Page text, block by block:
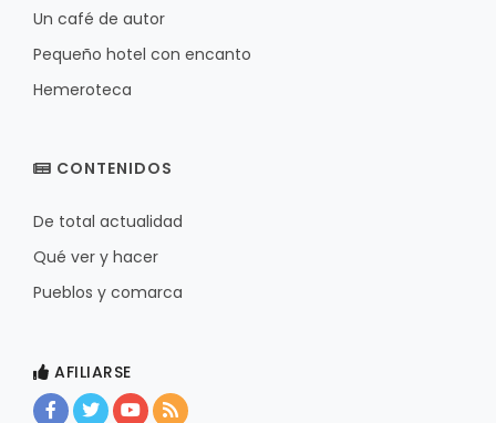
Un café de autor
Pequeño hotel con encanto
Hemeroteca
CONTENIDOS
De total actualidad
Qué ver y hacer
Pueblos y comarca
AFILIARSE